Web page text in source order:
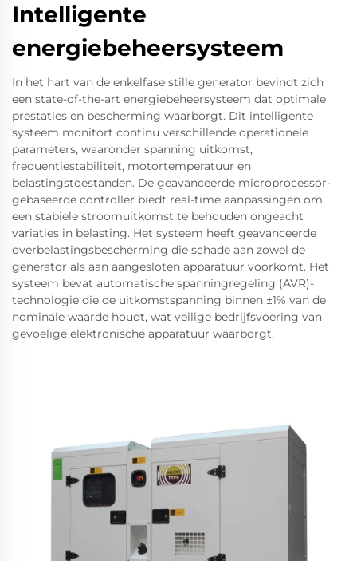
Intelligente
energiebeheersysteem
In het hart van de enkelfase stille generator bevindt zich
een state-of-the-art energiebeheersysteem dat optimale
prestaties en bescherming waarborgt. Dit intelligente
systeem monitort continu verschillende operationele
parameters, waaronder spanning uitkomst,
frequentiestabiliteit, motortemperatuur en
belastingstoestanden. De geavanceerde microprocessor-
gebaseerde controller biedt real-time aanpassingen om
een stabiele stroomuitkomst te behouden ongeacht
variaties in belasting. Het systeem heeft geavanceerde
overbelastingsbescherming die schade aan zowel de
generator als aan aangesloten apparatuur voorkomt. Het
systeem bevat automatische spanningregeling (AVR)-
technologie die de uitkomstspanning binnen ±1% van de
nominale waarde houdt, wat veilige bedrijfsvoering van
gevoelige elektronische apparatuur waarborgt.